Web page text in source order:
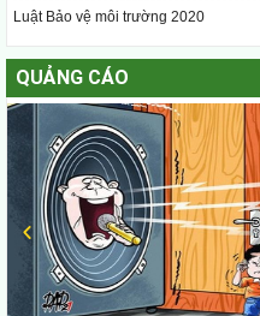
Luật Bảo vệ môi trường 2020
QUẢNG CÁO